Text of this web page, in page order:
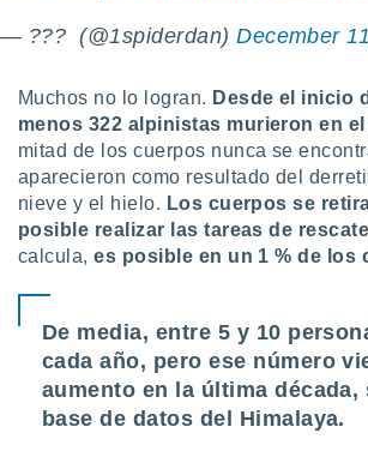
o
aunque
no
Puedes
acceder a
web a
abono
— ??? ️ (@1spiderdan)December
Muchos no lo logran. Desde el inicio
menos 322 alpinistas murieron en
mitad de los cuerpos nunca se
aparecieron como resultado del
nieve y el hielo. Los cuerpos se
posible realizar las tareas de rescate
calcula,es posible en un 1 % de los
De media, entre 5 y 10
cada año, pero ese número
aumento en la última década,
base de datos del Himalaya.